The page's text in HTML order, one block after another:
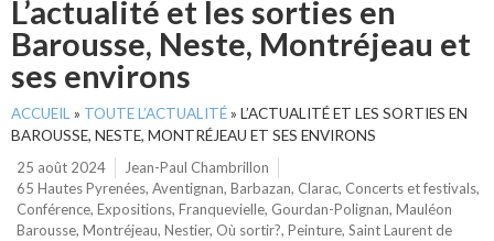
L’actualité et les sorties en
Barousse, Neste, Montréjeau et
ses environs
ACCUEIL » TOUTE L’ACTUALITÉ» L’ACTUALITÉ ET LES SORTIES EN
BAROUSSE, NESTE, MONTRÉJEAU ET SES ENVIRONS
25 août 2024
Jean-Paul Chambrillon
65 Hautes Pyrenées, Aventignan, Barbazan, Clarac, Concerts et festivals,
Conférence, Expositions, Franquevielle, Gourdan-Polignan, Mauléon
Barousse, Montréjeau, Nestier, Où sortir?, Peinture, Saint Laurent de